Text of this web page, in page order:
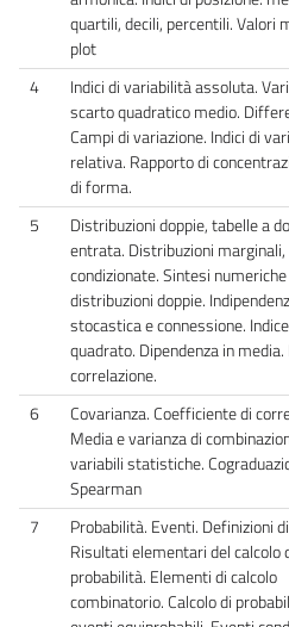
quartili, decili, percentili. Valori
plot
4
Indici di variabilità assoluta.
scarto quadratico medio.
Campi di variazione. Indici di
relativa. Rapporto di
di forma.
5
Distribuzioni doppie, tabelle a
entrata. Distribuzioni marginali,
condizionate. Sintesi
distribuzioni doppie.
stocastica e connessione.
quadrato. Dipendenza in
correlazione.
6
Covarianza. Coefficiente di
Media e varianza di
variabili statistiche.
Spearman
7
Probabilità. Eventi. Definizioni
Risultati elementari del calcolo
probabilità. Elementi di calcolo
combinatorio. Calcolo di